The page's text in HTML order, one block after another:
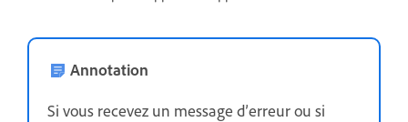
Annotation
Si vous recevez un message d’erreur ou si